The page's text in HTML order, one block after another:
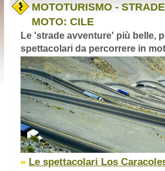
MOTOTURISMO -
MOTO: CILE
Le 'strade avventure' più belle,
spettacolari da percorrere in
Le spettacolari Los